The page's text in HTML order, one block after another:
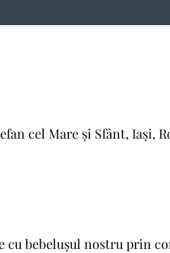
cel Mare și Sfânt, Iași,
cu bebelușul nostru prin